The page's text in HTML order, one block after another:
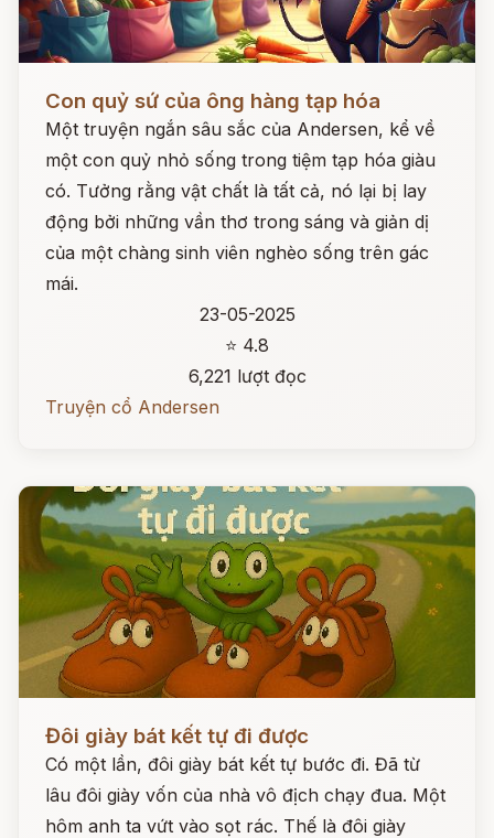
Con quỷ sứ của ông hàng tạp hóa
Một truyện ngắn sâu sắc của Andersen, kể về
một con quỷ nhỏ sống trong tiệm tạp hóa giàu
có. Tưởng rằng vật chất là tất cả, nó lại bị lay
động bởi những vần thơ trong sáng và giản dị
của một chàng sinh viên nghèo sống trên gác
mái.
23-05-2025
⭐ 4.8
6,221 lượt đọc
Truyện cổ Andersen
Đôi giày bát kết tự đi được
Có một lần, đôi giày bát kết tự bước đi. Đã từ
lâu đôi giày vốn của nhà vô địch chạy đua. Một
hôm anh ta vứt vào sọt rác. Thế là đôi giày